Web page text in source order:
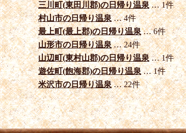
三川町(東田川郡)の日帰り温泉… 1件
村山市の日帰り温泉… 4件
最上町(最上郡)の日帰り温泉… 6件
山形市の日帰り温泉… 24件
山辺町(東村山郡)の日帰り温泉… 1件
遊佐町(飽海郡)の日帰り温泉… 1件
米沢市の日帰り温泉… 22件